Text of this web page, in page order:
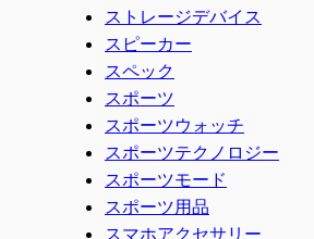
ストレージデバイス
スピーカー
スペック
スポーツ
スポーツウォッチ
スポーツテクノロジー
スポーツモード
スポーツ用品
スマホアクセサリー